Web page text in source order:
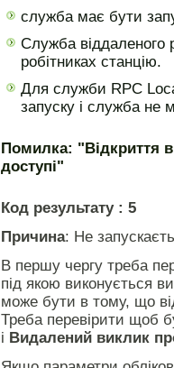
служба має бути
Служба віддаленого
робітниках станцію.
Для служби RPC
запуску і служба не
Помилка: "Відкриття
доступі"
Код результату : 5
Причина: Не
В першу чергу треба
під якою виконується
може бути в тому, що
Треба перевірити щоб
і Видалений виклик